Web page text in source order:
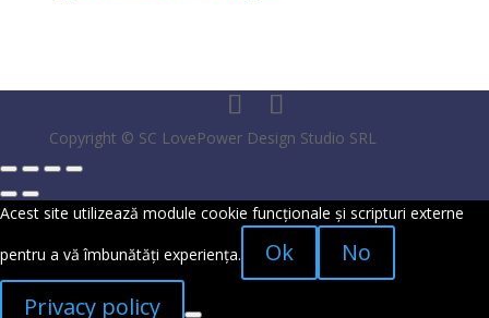
Copyright © SC LovePower Design Studio SRL
Acest site utilizează module cookie funcționale și scripturi externe
pentru a vă îmbunătăți experiența.
Ok
No
Privacy policy